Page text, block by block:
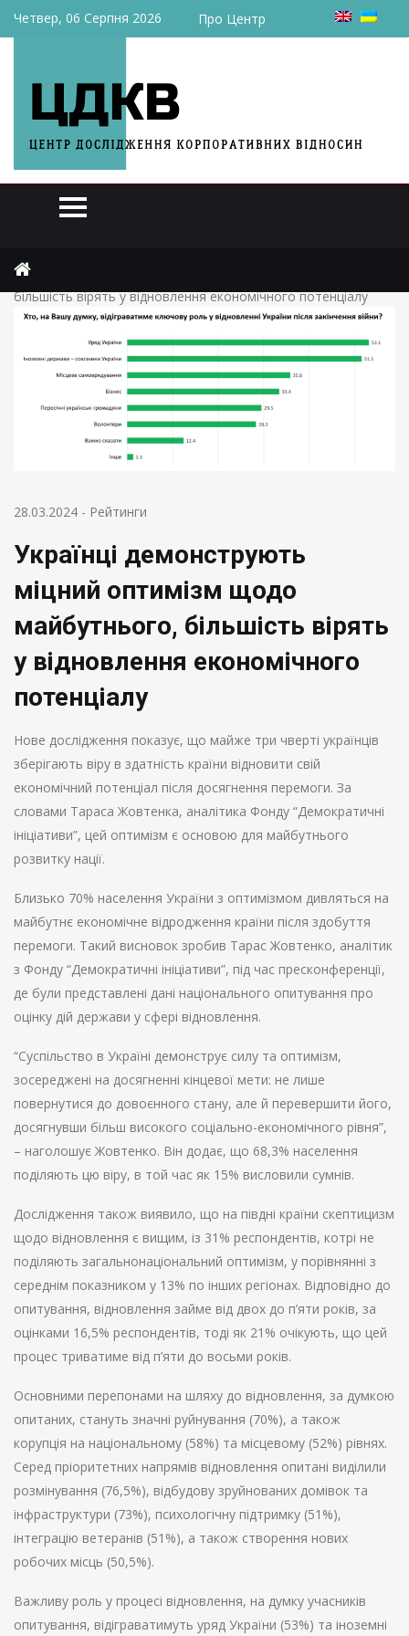
Четвер, 06 Серпня 2026 Про Центр
Українці демонструють міцний оптимізм щодо майбутнього,
більшість вірять у відновлення економічного потенціалу
28.03.2024 - Рейтинги
Українці демонструють
міцний оптимізм щодо
майбутнього, більшість вірять
у відновлення економічного
потенціалу
Нове дослідження показує, що майже три чверті українців
зберігають віру в здатність країни відновити свій
економічний потенціал після досягнення перемоги. За
словами Тараса Жовтенка, аналітика Фонду “Демократичні
ініціативи”, цей оптимізм є основою для майбутнього
розвитку нації.
Близько 70% населення України з оптимізмом дивляться на
майбутнє економічне відродження країни після здобуття
перемоги. Такий висновок зробив Тарас Жовтенко, аналітик
з Фонду “Демократичні ініціативи”, під час пресконференції,
де були представлені дані національного опитування про
оцінку дій держави у сфері відновлення.
“Суспільство в Україні демонструє силу та оптимізм,
зосереджені на досягненні кінцевої мети: не лише
повернутися до довоєнного стану, але й перевершити його,
досягнувши більш високого соціально-економічного рівня”,
– наголошує Жовтенко. Він додає, що 68,3% населення
поділяють цю віру, в той час як 15% висловили сумнів.
Дослідження також виявило, що на півдні країни скептицизм
щодо відновлення є вищим, із 31% респондентів, котрі не
поділяють загальнонаціональний оптимізм, у порівнянні з
середнім показником у 13% по інших регіонах. Відповідно до
опитування, відновлення займе від двох до п’яти років, за
оцінками 16,5% респондентів, тоді як 21% очікують, що цей
процес триватиме від п’яти до восьми років.
Основними перепонами на шляху до відновлення, за думкою
опитаних, стануть значні руйнування (70%), а також
корупція на національному (58%) та місцевому (52%) рівнях.
Серед пріоритетних напрямів відновлення опитані виділили
розмінування (76,5%), відбудову зруйнованих домівок та
інфраструктури (73%), психологічну підтримку (51%),
інтеграцію ветеранів (51%), а також створення нових
робочих місць (50,5%).
Важливу роль у процесі відновлення, на думку учасників
опитування, відіграватимуть уряд України (53%) та іноземні